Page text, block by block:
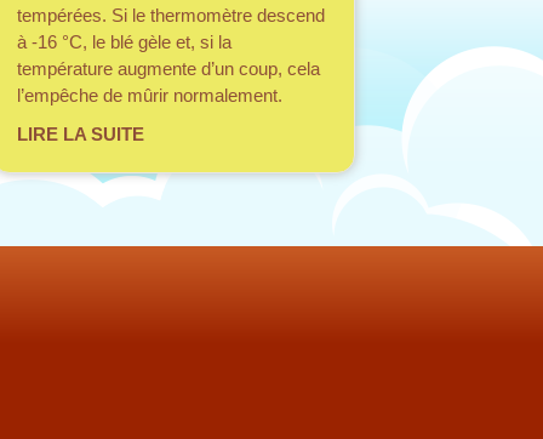
tempérées. Si le thermomètre descend
à -16 °C, le blé gèle et, si la
température augmente d’un coup, cela
l’empêche de mûrir normalement.
LIRE LA SUITEabout > La saison